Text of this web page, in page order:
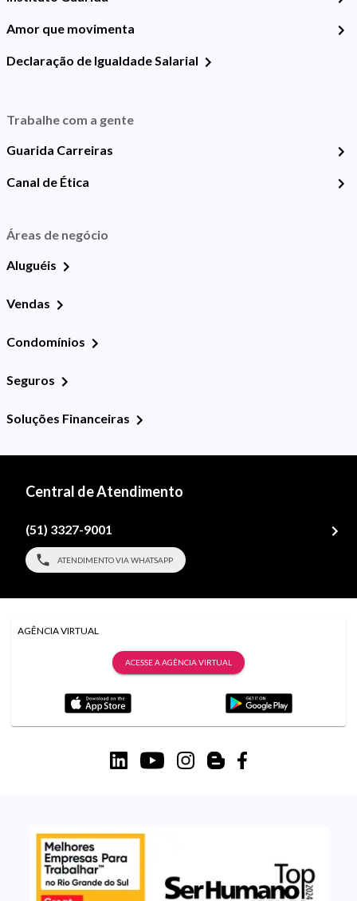
Amor que movimenta
Declaração de Igualdade Salarial
Trabalhe com a gente
Guarida Carreiras
Canal de Ética
Áreas de negócio
Aluguéis
Vendas
Condomínios
Seguros
Soluções Financeiras
Central de Atendimento
(51) 3327-9001
ATENDIMENTO VIA WHATSAPP
AGÊNCIA VIRTUAL
ACESSE A AGÊNCIA VIRTUAL